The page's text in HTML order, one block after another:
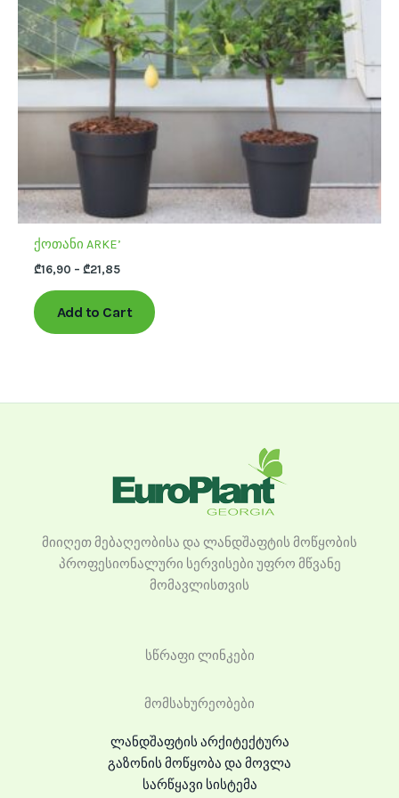
ქოთანი ARKE’
₾16,90 – ₾21,85
Add to Cart
may
be
chosen
on
the
product
page
მიიღეთ მებაღეობისა და ლანდშაფტის მოწყობის
პროფესიონალური სერვისები უფრო მწვანე
მომავლისთვის
სწრაფი ლინკები
მომსახურეობები
ლანდშაფტის არქიტექტურა
გაზონის მოწყობა და მოვლა
სარწყავი სისტემა